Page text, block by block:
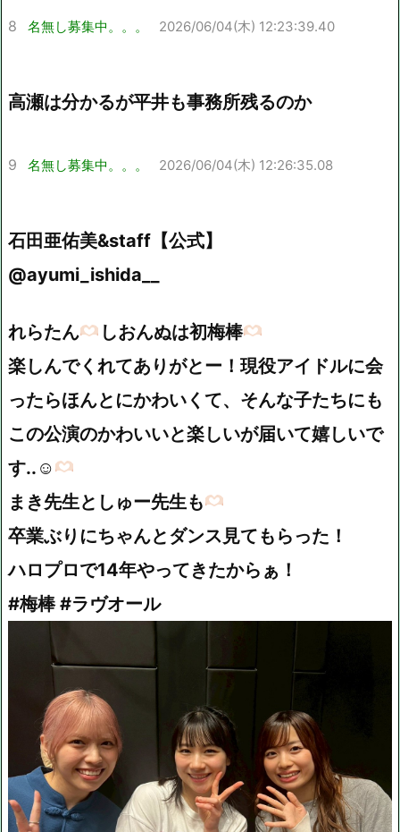
8 名無し募集中。。。 2026/06/04(木) 12:23:39.40
高瀬は分かるが平井も事務所残るのか
9 名無し募集中。。。 2026/06/04(木) 12:26:35.08
石田亜佑美&staff【公式】
@ayumi_ishida__
れらたん
しおんぬは初梅棒
楽しんでくれてありがとー！現役アイドルに会
ったらほんとにかわいくて、そんな子たちにも
この公演のかわいいと楽しいが届いて嬉しいで
す..☺
まき先生としゅー先生も
卒業ぶりにちゃんとダンス見てもらった！
ハロプロで14年やってきたからぁ！
#梅棒 #ラヴオール